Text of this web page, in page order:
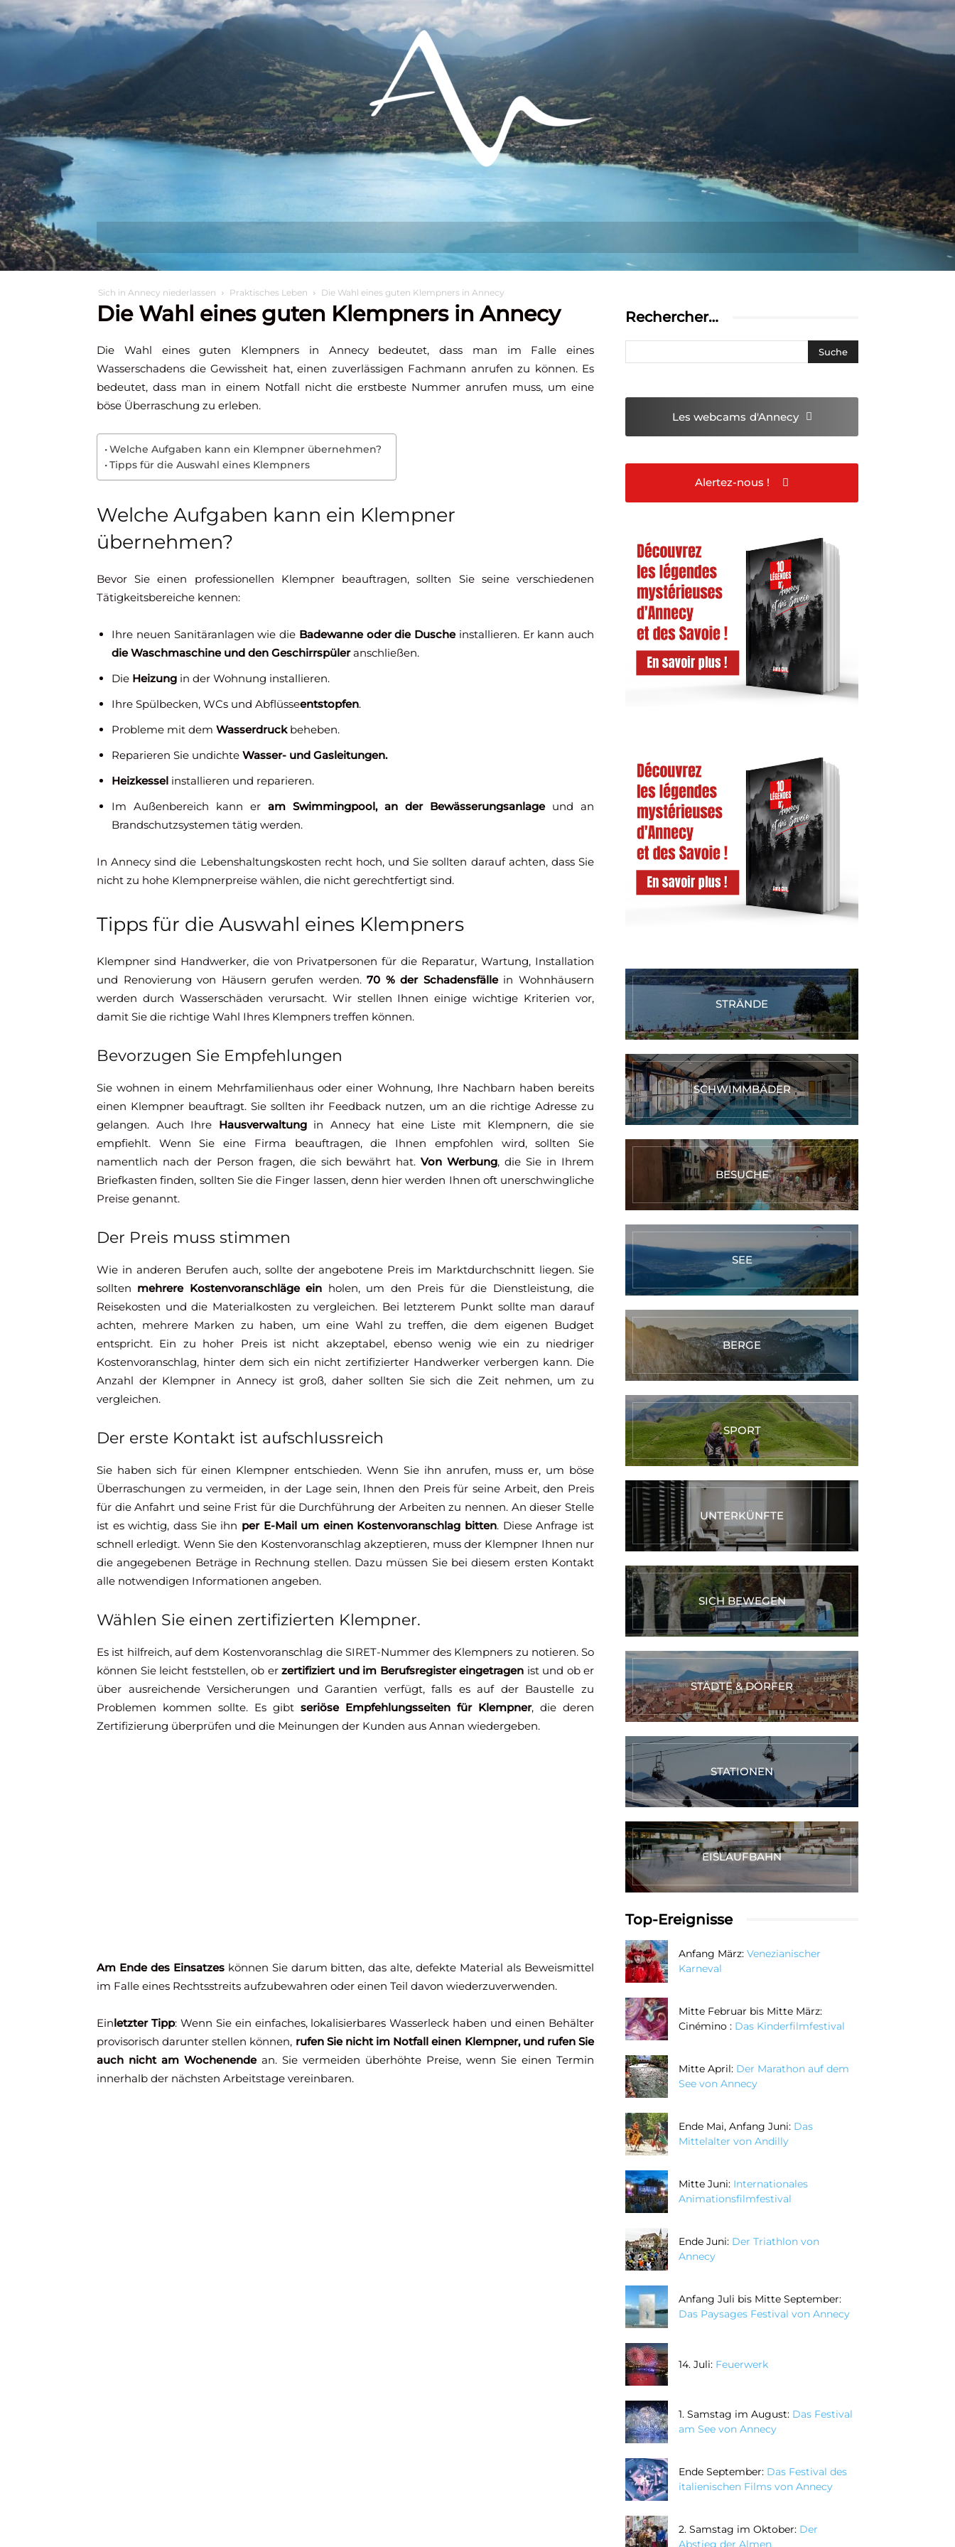
Entdecken Sie Was tun? Sich niederlassen
Sich in Annecy niederlassen Praktisches Leben Die Wahl eines guten Klempners in Annecy
Die Wahl eines guten Klempners in Annecy
Die Wahl eines guten Klempners in Annecy bedeutet, dass man im Falle eines
Wasserschadens die Gewissheit hat, einen zuverlässigen Fachmann anrufen zu können. Es
bedeutet, dass man in einem Notfall nicht die erstbeste Nummer anrufen muss, um eine
böse Überraschung zu erleben.
Welche Aufgaben kann ein Klempner übernehmen?
Tipps für die Auswahl eines Klempners
Welche Aufgaben kann ein Klempner
übernehmen?
Bevor Sie einen professionellen Klempner beauftragen, sollten Sie seine verschiedenen
Tätigkeitsbereiche kennen:
Ihre neuen Sanitäranlagen wie die Badewanne oder die Duscheinstallieren. Er kann auch
die Waschmaschine und den Geschirrspüleranschließen.
Die Heizung in der Wohnung installieren.
Ihre Spülbecken, WCs und Abflüsseentstopfen.
Probleme mit dem Wasserdruckbeheben.
Reparieren Sie undichte Wasser- und Gasleitungen.
Heizkessel installieren und reparieren.
Im Außenbereich kann er am Swimmingpool, an der Bewässerungsanlageund an
Brandschutzsystemen tätig werden.
In Annecy sind die Lebenshaltungskosten recht hoch, und Sie sollten darauf achten, dass Sie
nicht zu hohe Klempnerpreise wählen, die nicht gerechtfertigt sind.
Tipps für die Auswahl eines Klempners
Klempner sind Handwerker, die von Privatpersonen für die Reparatur, Wartung, Installation
und Renovierung von Häusern gerufen werden.70 % der Schadensfällein Wohnhäusern
werden durch Wasserschäden verursacht. Wir stellen Ihnen einige wichtige Kriterien vor,
damit Sie die richtige Wahl Ihres Klempners treffen können.
Bevorzugen Sie Empfehlungen
Sie wohnen in einem Mehrfamilienhaus oder einer Wohnung, Ihre Nachbarn haben bereits
einen Klempner beauftragt. Sie sollten ihr Feedback nutzen, um an die richtige Adresse zu
gelangen. Auch Ihre Hausverwaltungin Annecy hat eine Liste mit Klempnern, die sie
empfiehlt. Wenn Sie eine Firma beauftragen, die Ihnen empfohlen wird, sollten Sie
namentlich nach der Person fragen, die sich bewährt hat.Von Werbung, die Sie in Ihrem
Briefkasten finden, sollten Sie die Finger lassen, denn hier werden Ihnen oft unerschwingliche
Preise genannt.
Der Preis muss stimmen
Wie in anderen Berufen auch, sollte der angebotene Preis im Marktdurchschnitt liegen. Sie
sollten mehrere Kostenvoranschläge ein holen, um den Preis für die Dienstleistung, die
Reisekosten und die Materialkosten zu vergleichen. Bei letzterem Punkt sollte man darauf
achten, mehrere Marken zu haben, um eine Wahl zu treffen, die dem eigenen Budget
entspricht. Ein zu hoher Preis ist nicht akzeptabel, ebenso wenig wie ein zu niedriger
Kostenvoranschlag, hinter dem sich ein nicht zertifizierter Handwerker verbergen kann. Die
Anzahl der Klempner in Annecy ist groß, daher sollten Sie sich die Zeit nehmen, um zu
vergleichen.
Der erste Kontakt ist aufschlussreich
Sie haben sich für einen Klempner entschieden. Wenn Sie ihn anrufen, muss er, um böse
Überraschungen zu vermeiden, in der Lage sein, Ihnen den Preis für seine Arbeit, den Preis
für die Anfahrt und seine Frist für die Durchführung der Arbeiten zu nennen. An dieser Stelle
ist es wichtig, dass Sie ihn per E-Mail um einen Kostenvoranschlag bitten. Diese Anfrage ist
schnell erledigt. Wenn Sie den Kostenvoranschlag akzeptieren, muss der Klempner Ihnen nur
die angegebenen Beträge in Rechnung stellen. Dazu müssen Sie bei diesem ersten Kontakt
alle notwendigen Informationen angeben.
Wählen Sie einen zertifizierten Klempner.
Es ist hilfreich, auf dem Kostenvoranschlag die SIRET-Nummer des Klempners zu notieren. So
können Sie leicht feststellen, ob er zertifiziert und im Berufsregister eingetragen ist und ob er
über ausreichende Versicherungen und Garantien verfügt, falls es auf der Baustelle zu
Problemen kommen sollte. Es gibt seriöse Empfehlungsseiten für Klempner, die deren
Zertifizierung überprüfen und die Meinungen der Kunden aus Annan wiedergeben.
Am Ende des Einsatzeskönnen Sie darum bitten, das alte, defekte Material als Beweismittel
im Falle eines Rechtsstreits aufzubewahren oder einen Teil davon wiederzuverwenden.
Einletzter Tipp: Wenn Sie ein einfaches, lokalisierbares Wasserleck haben und einen Behälter
provisorisch darunter stellen können, rufen Sie nicht im Notfall einen Klempner, und rufen Sie
auch nicht am Wochenendean. Sie vermeiden überhöhte Preise, wenn Sie einen Termin
innerhalb der nächsten Arbeitstage vereinbaren.
Rechercher…
Les webcams d'Annecy
Alertez-nous !
STRÄNDE
SCHWIMMBÄDER
BESUCHE
SEE
BERGE
SPORT
UNTERKÜNFTE
SICH BEWEGEN
STÄDTE & DÖRFER
STATIONEN
EISLAUFBAHN
Top-Ereignisse
Anfang März: Venezianischer
Karneval
Mitte Februar bis Mitte März:
Cinémino : Das Kinderfilmfestival
Mitte April: Der Marathon auf dem
See von Annecy
Ende Mai, Anfang Juni: Das
Mittelalter von Andilly
Mitte Juni: Internationales
Animationsfilmfestival
Ende Juni: Der Triathlon von
Annecy
Anfang Juli bis Mitte September:
Das Paysages Festival von Annecy
14. Juli: Feuerwerk
1. Samstag im August: Das Festival
am See von Annecy
Ende September: Das Festival des
italienischen Films von Annecy
2. Samstag im Oktober: Der
Abstieg der Almen